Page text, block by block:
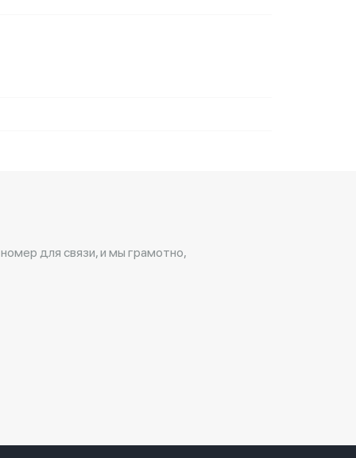
для связи, и мы грамотно,